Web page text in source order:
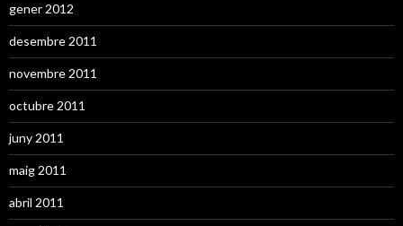
gener 2012
desembre 2011
novembre 2011
octubre 2011
juny 2011
maig 2011
abril 2011